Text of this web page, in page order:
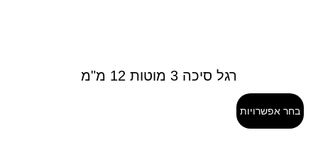
רגל סיכה 3 מוטות 12 מ"מ
בחר אפשרויות